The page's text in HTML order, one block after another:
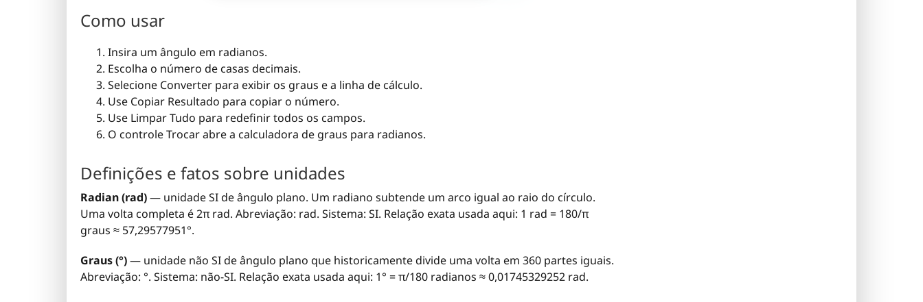
Como usar
Insira um ângulo em radianos.
Escolha o número de casas decimais.
Selecione Converter para exibir os graus e a linha de cálculo.
Use Copiar Resultado para copiar o número.
Use Limpar Tudo para redefinir todos os campos.
O controle Trocar abre a calculadora de graus para radianos.
Definições e fatos sobre unidades
Radian (rad)— unidade SI de ângulo plano. Um radiano subtende um arco igual ao raio do círculo.
Uma volta completa é 2π rad. Abreviação: rad. Sistema: SI. Relação exata usada aqui: 1 rad = 180/π
graus ≈ 57,29577951°.
Graus (°)— unidade não SI de ângulo plano que historicamente divide uma volta em 360 partes iguais.
Abreviação: °. Sistema: não-SI. Relação exata usada aqui: 1° = π/180 radianos ≈ 0,01745329252 rad.